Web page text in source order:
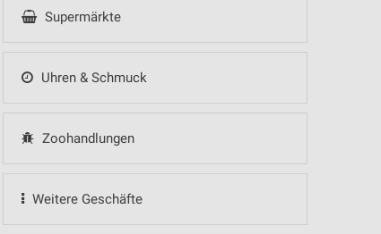
Supermärkte
Uhren & Schmuck
Zoohandlungen
Weitere Geschäfte